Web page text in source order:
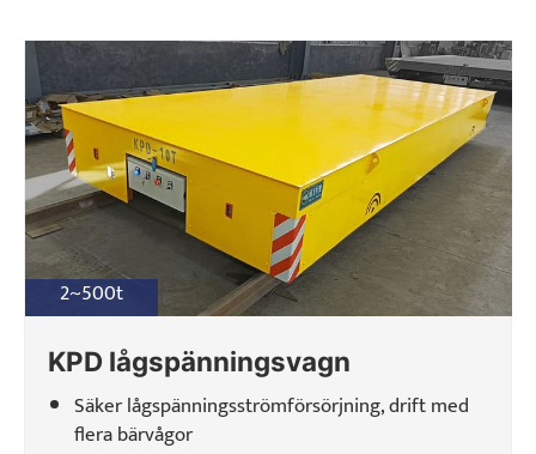
2~500t
KPD lågspänningsvagn
Säker lågspänningsströmförsörjning, drift med
flera bärvågor